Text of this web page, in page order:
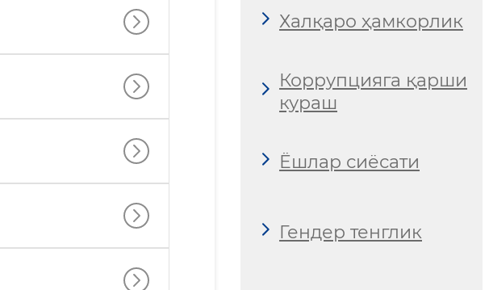
Халқаро ҳамкорлик
Коррупцияга қарши
кураш
Ёшлар сиёсати
Гендер тенглик